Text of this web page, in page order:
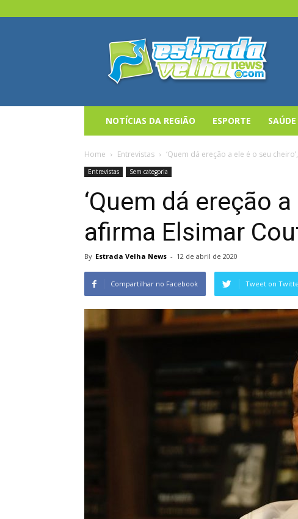
Estrada
Velha
News
NOTÍCIAS DA REGIÃO ESPORTE SAÚDE
Home Entrevistas ‘Quem dá ereção a ele é o seu
Entrevistas Sem categoria
‘Quem dá ereção
afirma Elsimar
By Estrada Velha News - 12 de abril de 2020
Compartilhar no Facebook Tweet on